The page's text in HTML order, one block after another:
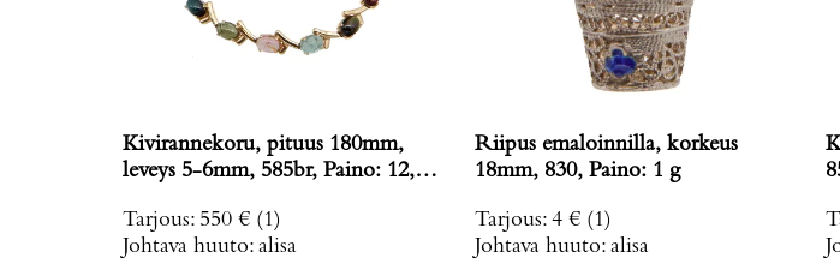
Kivirannekoru, pituus 180mm,
leveys 5-6mm, 585br, Paino: 12,1
Tarjous: 550 € (1)
Johtava huuto: alisa
Riipus emaloinnilla, korkeus
18mm, 830, Paino: 1 g
Tarjous: 4 € (1)
Johtava huuto: alisa